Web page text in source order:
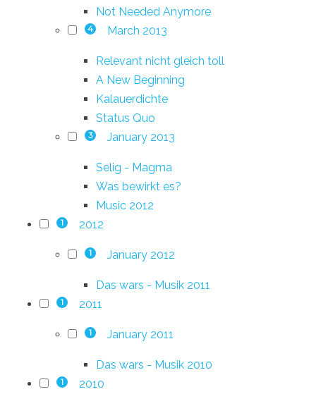
Not Needed Anymore
4 March 2013
Relevant nicht gleich toll
A New Beginning
Kalauerdichte
Status Quo
3 January 2013
Selig - Magma
Was bewirkt es?
Music 2012
1 2012
1 January 2012
Das wars - Musik 2011
1 2011
1 January 2011
Das wars - Musik 2010
1 2010